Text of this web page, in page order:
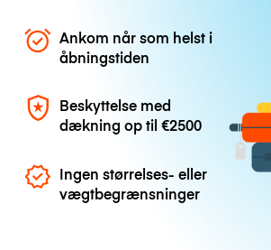
Ankom når som helst i
åbningstiden
Beskyttelse med
dækning op til€2500
Ingen størrelses- eller
vægtbegrænsninger